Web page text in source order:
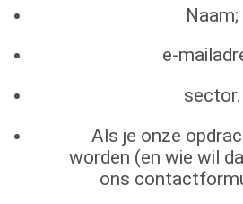
Naam;
e-
sector.
Als je onze
worden (en wie wil
ons